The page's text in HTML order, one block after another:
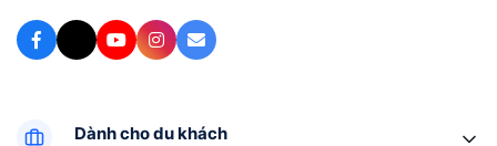
Dành cho du khách